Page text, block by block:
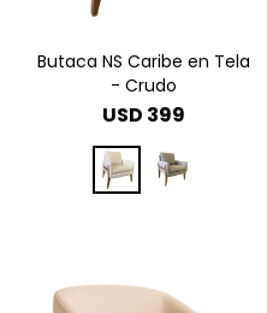
Butaca NS Caribe en Tela
- Crudo
USD 399